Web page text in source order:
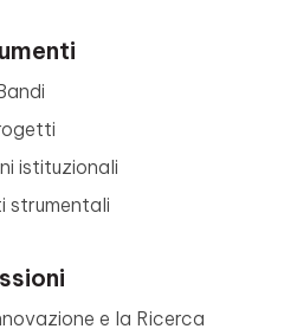
istituzionali
strumentali
e la Ricerca